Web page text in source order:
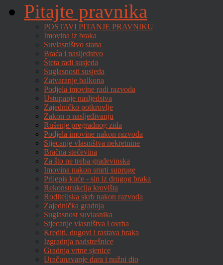
Pitajte pravnika
POSTAVI PITANJE PRAVNIKU
Imovina iz braka
Suvlasništvo stana
Braća i nasljedstvo
Šteta radi susjeda
Suglasnosti susjeda
Zatvaranje balkona
Podjela imovine radi razvoda
Ustupanje nasljedstva
Zajedničko potkrovlje
Zakon o nasljeđivanju
Rušenje pregradnog zida
Podjela imovine nakon razvoda
Stjecanje vlasništva nekretnine
Bračna stečevina
Za što ne treba građevinska
Imovina nakon smrti supruge
Prijepis kuće - sin iz drugog braka
Rekonstrukcija krovišta
Roditeljska skrb nakon razvoda
Zajednička gradnja
Suglasnost suvlasnika
Stjecanje vlasništva i ovrha
Krediti, dugovi i rastava braka
Izgradnja nadstrešnice
Gradnja vrtne sjenice
Uračunavanje dara i nužni dio